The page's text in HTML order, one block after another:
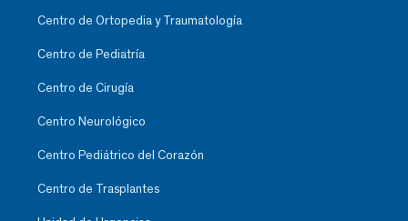
Centro de Ortopedia y Traumatología
Centro de Pediatría
Centro de Cirugía
Centro Neurológico
Centro Pediátrico del Corazón
Centro de Trasplantes